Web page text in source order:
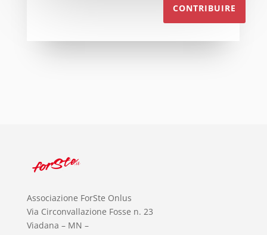
CONTRIBUIRE
Associazione ForSte Onlus
Via Circonvallazione Fosse n. 23
Viadana – MN –